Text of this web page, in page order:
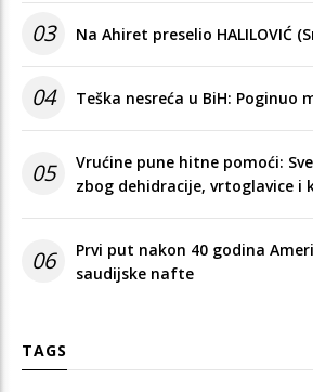
03 Na Ahiret preselio HALILOVIĆ
04 Teška nesreća u BiH: Poginuo
05
Vrućine pune hitne pomoći:
zbog dehidracije, vrtoglavice i
06
Prvi put nakon 40 godina
saudijske nafte
TAGS